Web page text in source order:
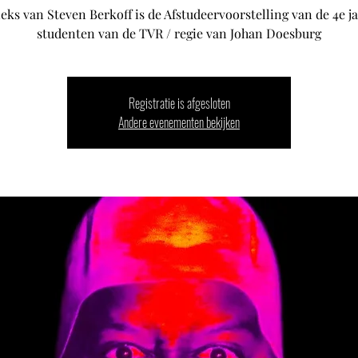
van Steven Berkoff is de Afstudeervoorstelling van de 4e
Registratie is afgesloten
Andere evenementen bekijken